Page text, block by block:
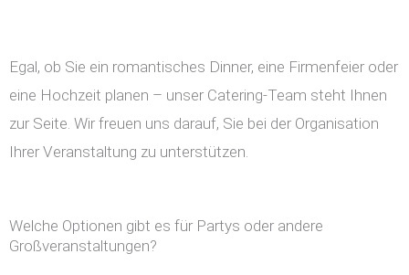
Egal, ob Sie ein romantisches Dinner, eine Firmenfeier oder
eine Hochzeit planen – unser Catering-Team steht Ihnen
zur Seite. Wir freuen uns darauf, Sie bei der Organisation
Ihrer Veranstaltung zu unterstützen.
Welche Optionen gibt es für Partys oder andere
Großveranstaltungen?